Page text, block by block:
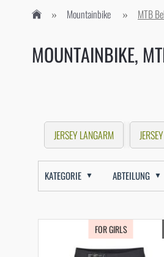
Mountainbike MTB
MOUNTAINBIKE,
JERSEY LANGARM
KATEGORIE ABTEILUNG
FOR GIRLS